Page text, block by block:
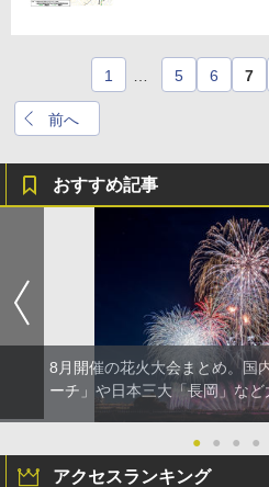
前へ
1 5 6 7
おすすめ記事
8月開催の花火大会まとめ。国
ーチ」や日本三大「長岡」など
● ● ● ●
アクセスランキング